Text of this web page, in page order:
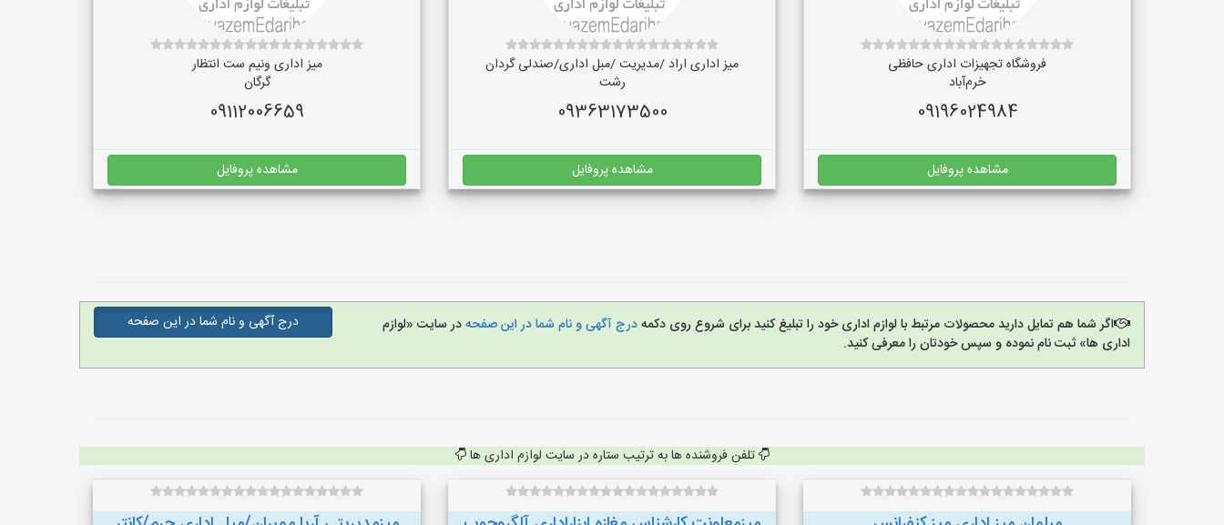
فروشگاه تجهیزات اداری حافظی
خرم‌آباد
09196024984
مشاهده پروفایل
میز اداری اراد /مدیریت /مبل اداری/صندلی گردان
رشت
09363173500
مشاهده پروفایل
میز اداری ونیم ست انتظار
گرگان
09112006659
مشاهده پروفایل
اگر شما هم تمایل دارید محصولات مرتبط با لوازم اداری خود را تبلیغ کنید برای شروع روی دکمهدرج آگهی و نام شما در این صفحهدر سایت «لوازم
اداری ها» ثبت نام نموده و سپس خودتان را معرفی کنید.
درج آگهی و نام شما در این صفحه
تلفن فروشنده ها به ترتیب ستاره در سایت لوازم اداری ها